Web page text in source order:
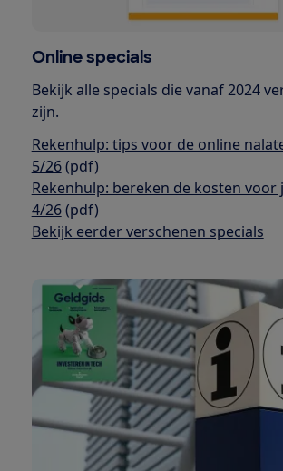
Online specials
Bekijk alle specials die vanaf 2024
zijn.
Rekenhulp: tips voor de online
5/26(pdf)
Rekenhulp: bereken de kosten voor
4/26(pdf)
Bekijk eerder verschenen specials